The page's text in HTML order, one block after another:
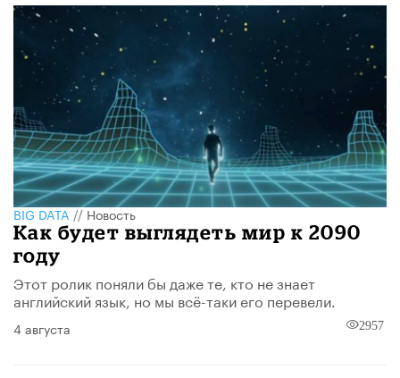
BIG DATA//Новость
​Как будет выглядеть мир к 2090
году
Этот ролик поняли бы даже те, кто не знает
английский язык, но мы всё-таки его перевели.
4 августа 2957